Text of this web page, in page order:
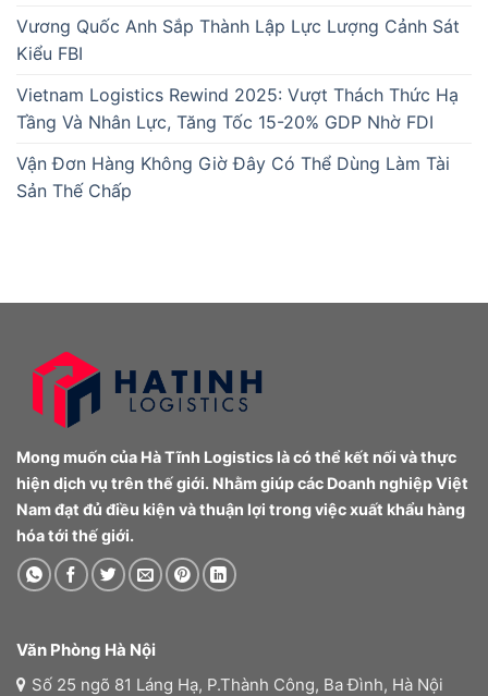
Vương Quốc Anh Sắp Thành Lập Lực Lượng Cảnh Sát
Kiểu FBI
Vietnam Logistics Rewind 2025: Vượt Thách Thức Hạ
Tầng Và Nhân Lực, Tăng Tốc 15-20% GDP Nhờ FDI
Vận Đơn Hàng Không Giờ Đây Có Thể Dùng Làm Tài
Sản Thế Chấp
Mong muốn của Hà Tĩnh Logistics là có thể kết nối và thực
hiện dịch vụ trên thế giới. Nhằm giúp các Doanh nghiệp Việt
Nam đạt đủ điều kiện và thuận lợi trong việc xuất khẩu hàng
hóa tới thế giới.
Văn Phòng Hà Nội
Số 25 ngõ 81 Láng Hạ, P.Thành Công, Ba Đình, Hà Nội